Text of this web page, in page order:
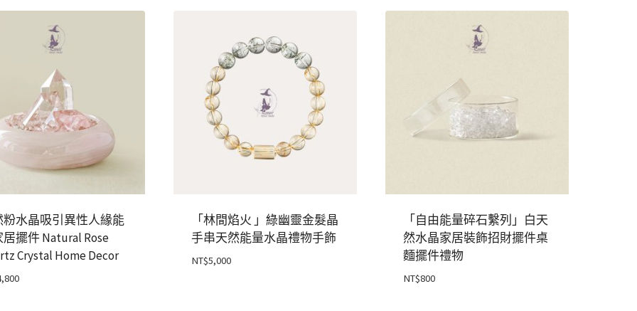
粉水晶吸引異性人緣能
擺件 Natural Rose
Crystal Home Decor
「林間焰火 」綠幽靈金髮晶
手串天然能量水晶禮物手飾
NT$5,000
「自由能量碎石繫列」白天
然水晶家居裝飾招財擺件桌
麵擺件禮物
NT$800